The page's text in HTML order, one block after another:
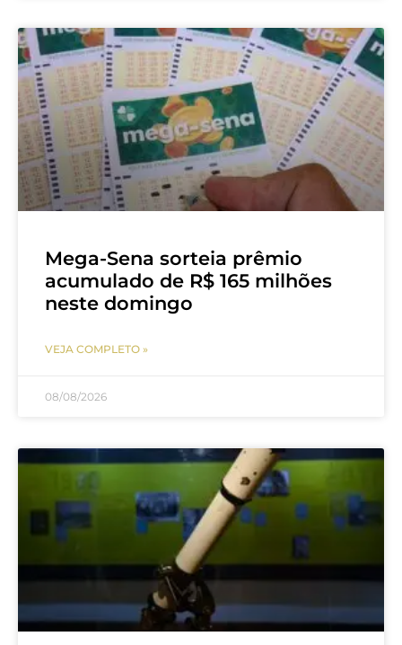
Mega-Sena sorteia prêmio
acumulado de R$ 165 milhões
neste domingo
VEJA COMPLETO »
08/08/2026